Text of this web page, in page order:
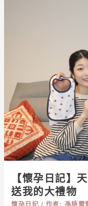
【懷孕日記】
送我的大禮物
懷
孕
了!
老
爺
送